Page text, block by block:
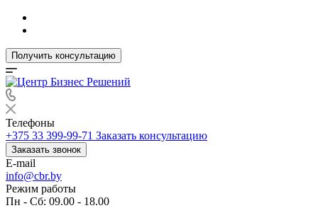
Получить консультацию
Телефоны
+375 33 399-99-71 Заказать консультацию
Заказать звонок
E-mail
info@cbr.by
Режим работы
Пн - Сб: 09.00 - 18.00